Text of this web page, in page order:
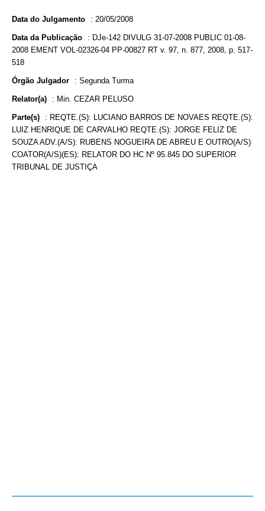
Data do Julgamento : 20/05/2008
Data da Publicação : DJe-142 DIVULG 31-07-2008 PUBLIC 01-08-
2008 EMENT VOL-02326-04 PP-00827 RT v. 97, n. 877, 2008, p. 517-
518
Órgão Julgador : Segunda Turma
Relator(a) : Min. CEZAR PELUSO
Parte(s) : REQTE.(S): LUCIANO BARROS DE NOVAES REQTE.(S):
LUIZ HENRIQUE DE CARVALHO REQTE.(S): JORGE FELIZ DE
SOUZA ADV.(A/S): RUBENS NOGUEIRA DE ABREU E OUTRO(A/S)
COATOR(A/S)(ES): RELATOR DO HC Nº 95.845 DO SUPERIOR
TRIBUNAL DE JUSTIÇA